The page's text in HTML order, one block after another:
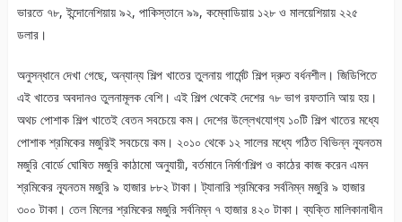
ভারতে ৭৮, ইন্দোনেশিয়ায় ৯২, পাকিস্তানে ৯৯, কম্বোডিয়ায় ১২৮ ও মালয়েশিয়ায় ২২৫
ডলার।
অনুসন্ধানে দেখা গেছে, অন্যান্য শিল্প খাতের তুলনায় গার্মেন্ট শিল্প দ্রুত বর্ধনশীল। জিডিপিতে
এই খাতের অবদানও তুলনামূলক বেশি। এই শিল্প থেকেই দেশের ৭৮ ভাগ রফতানি আয় হয়।
অথচ পোশাক শিল্প খাতেই বেতন সবচেয়ে কম। দেশের উল্লেখযোগ্য ১০টি শিল্প খাতের মধ্যে
পোশাক শ্রমিকের মজুরিই সবচেয়ে কম। ২০১০ থেকে ১২ সালের মধ্যে গঠিত বিভিন্ন ন্যূনতম
মজুরি বোর্ডে ঘোষিত মজুরি কাঠামো অনুযায়ী, বর্তমানে নির্মাণশিল্প ও কাঠের কাজ করেন এমন
শ্রমিকের ন্যূনতম মজুরি ৯ হাজার ৮৮২ টাকা। ট্যানারি শ্রমিকের সর্বনিম্ন মজুরি ৯ হাজার
৩০০ টাকা। তেল মিলের শ্রমিকের মজুরি সর্বনিম্ন ৭ হাজার ৪২০ টাকা। ব্যক্তি মালিকানাধীন